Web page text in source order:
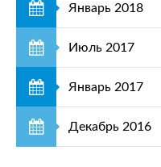
Январь 2018
Июль 2017
Январь 2017
Декабрь 2016